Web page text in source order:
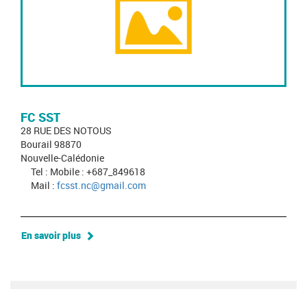
FC SST
28 RUE DES NOTOUS
Bourail 98870
Nouvelle-Calédonie
Tel : Mobile : +687_849618
Mail : fcsst.nc@gmail.com
En savoir plus